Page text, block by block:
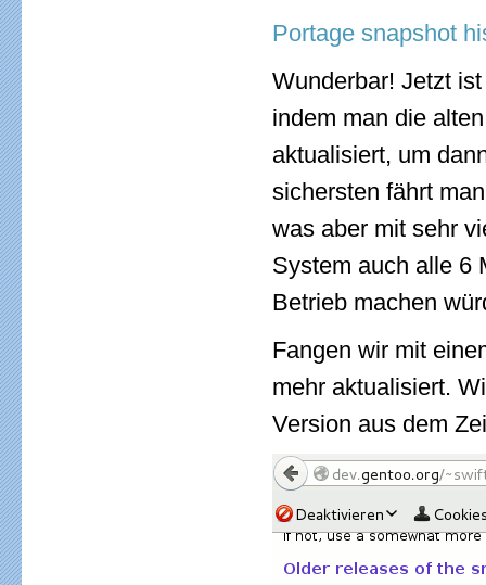
Portage snapshot
Wunderbar! Jetzt
indem man die
aktualisiert, um
sichersten fährt
was aber mit sehr
System auch alle 6
Betrieb machen
Fangen wir mit
mehr aktualisiert.
Version aus dem